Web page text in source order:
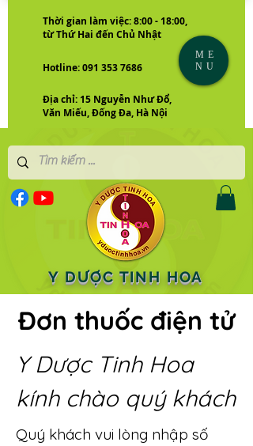
Thời gian làm việc: 8:00 - 18:00,
từ Thứ Hai đến Chủ Nhật
Hotline: 091 353 7686
Địa chỉ: 15 Nguyễn Như Đổ,
Văn Miếu, Đống Đa, Hà Nội
Y DƯỢC TINH HOA
ME
NU
Đơn thuốc điện tử
Y Dược Tinh Hoa
kính chào quý khách
Quý khách vui lòng nhập số